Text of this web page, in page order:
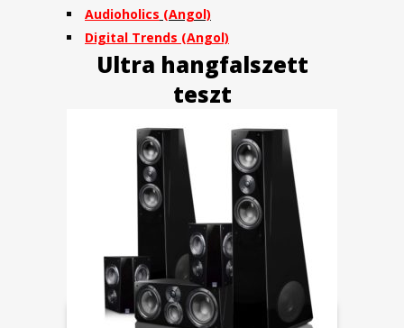
Audioholics (Angol)
Digital Trends (Angol)
Ultra hangfalszett
teszt